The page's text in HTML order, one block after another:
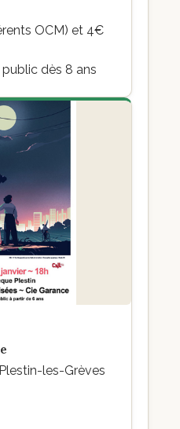
OCM) et 4€
dès 8 ans
les-Grèves